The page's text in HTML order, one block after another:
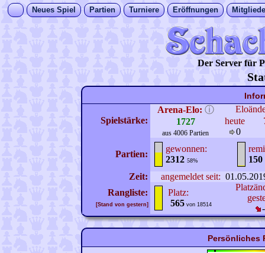
Neues Spiel Partien Turniere Eröffnungen
Der Server für
Spielstärke:
Arena-Elo: ⓘ
1727
aus 4006 Partien
heute
0
Partien:
gewonnen:
2312 58%
150
Zeit:
angemeldet seit:
Rangliste:
[Stand von gestern]
Platz:
565 von 18514
Persönliches